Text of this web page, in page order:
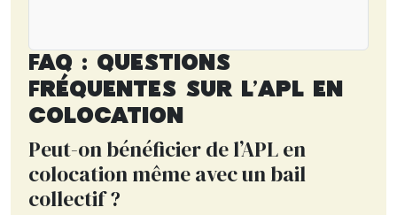
FAQ : Questions
fréquentes sur l’APL en
colocation
Peut-on bénéficier de l’APL en
colocation même avec un bail
collectif ?